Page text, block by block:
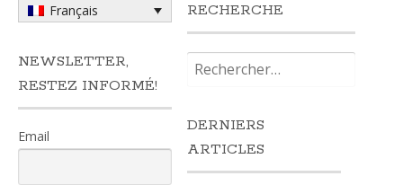
Français
NEWSLETTER,
RESTEZ INFORMÉ!
Email
RECHERCHE
DERNIERS
ARTICLES